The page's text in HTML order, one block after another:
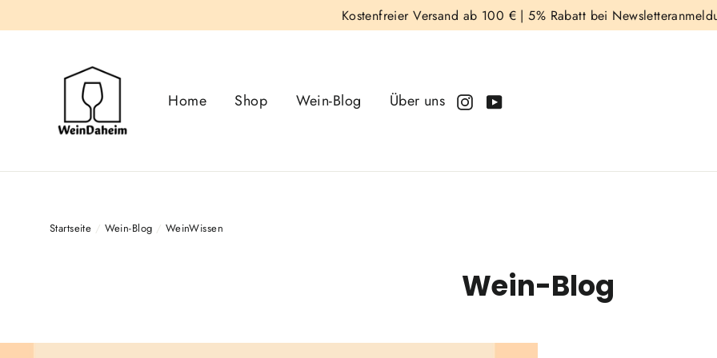
zum
Kostenfreier Versand ab 100 € |5% Rabatt bei
Home Shop Wein-Blog Über uns InstagramYouTube
Startseite / Wein-Blog / WeinWissen
Wein-Blog